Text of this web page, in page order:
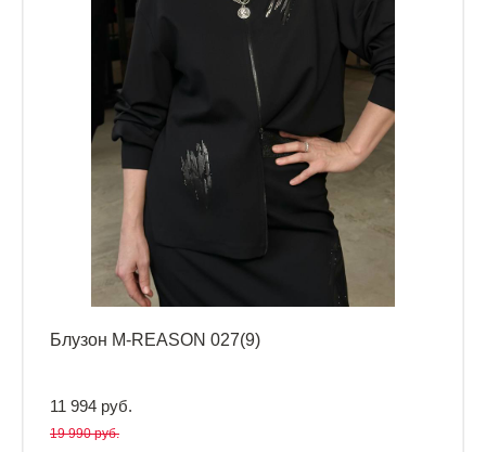
Блузон M-REASON 027(9)
11 994 руб.
19 990 руб.